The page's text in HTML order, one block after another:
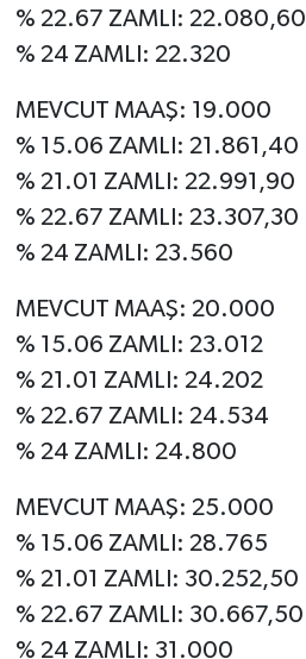
% 22.67 ZAMLI: 22.080,60
% 24 ZAMLI: 22.320
MEVCUT MAAŞ: 19.000
% 15.06 ZAMLI: 21.861,40
% 21.01 ZAMLI: 22.991,90
% 22.67 ZAMLI: 23.307,30
% 24 ZAMLI: 23.560
MEVCUT MAAŞ: 20.000
% 15.06 ZAMLI: 23.012
% 21.01 ZAMLI: 24.202
% 22.67 ZAMLI: 24.534
% 24 ZAMLI: 24.800
MEVCUT MAAŞ: 25.000
% 15.06 ZAMLI: 28.765
% 21.01 ZAMLI: 30.252,50
% 22.67 ZAMLI: 30.667,50
% 24 ZAMLI: 31.000